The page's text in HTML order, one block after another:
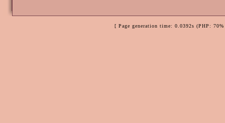
[ Page generation time: 0.0392s (PHP: